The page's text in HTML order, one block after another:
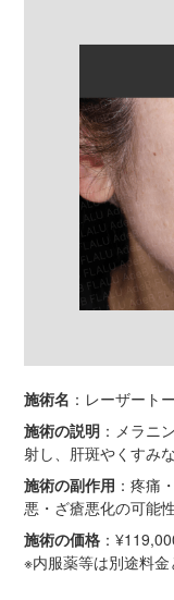
施術名 ：レーザート
施術の説明 ：メラニ
射し、肝斑やくすみ
施術の副作用 ：疼痛
悪・ざ瘡悪化の可能
施術の価格 ：
※内服薬等は別途料金